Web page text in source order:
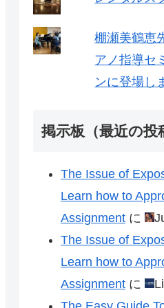
棚瀬美鶴恵
アノ指導セ
ンに登場し
掲示板（最近の投
The Issue of
Learn how to
Assignment に
The Issue of
Learn how to
Assignment に